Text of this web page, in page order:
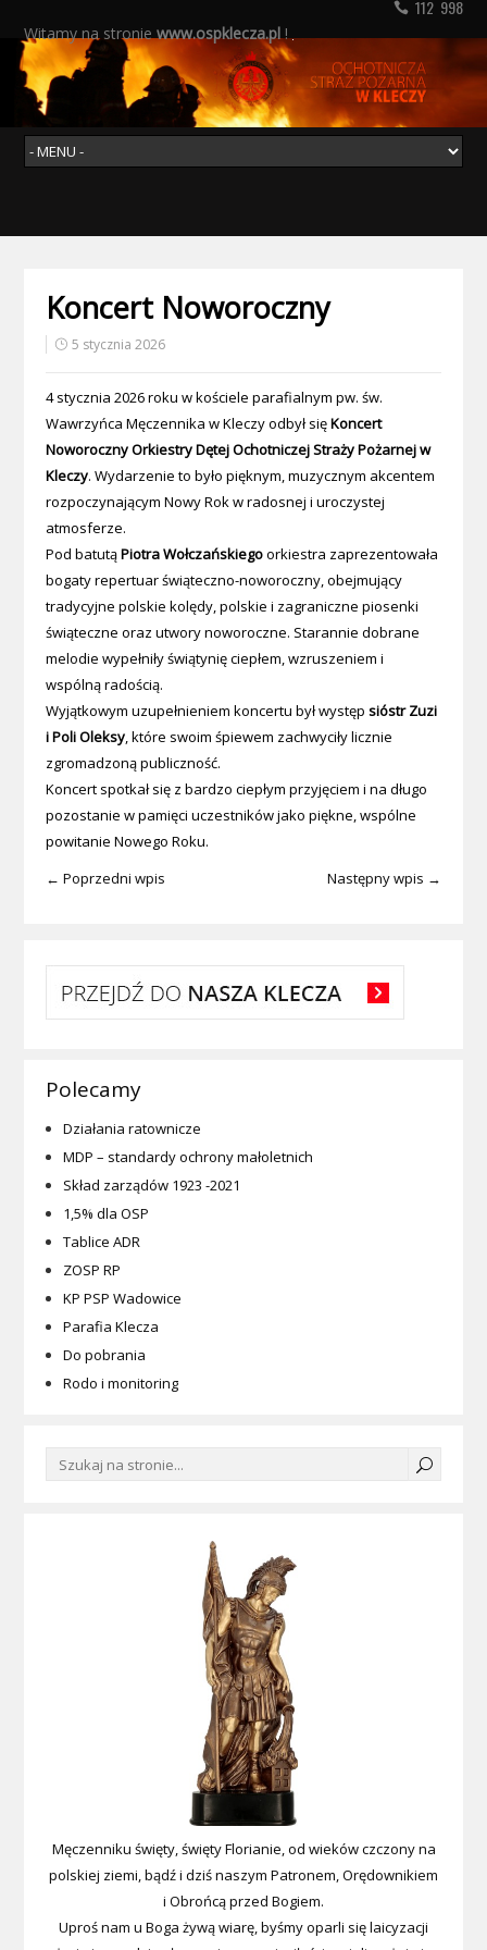
112 998
Witamy na stroniewww.ospklecza.pl!
Koncert Noworoczny
5 stycznia 2026
4 stycznia 2026 roku w kościele parafialnym pw. św.
Wawrzyńca Męczennika w Kleczy odbył sięKoncert
Noworoczny Orkiestry Dętej Ochotniczej Straży Pożarnej w
Kleczy. Wydarzenie to było pięknym, muzycznym akcentem
rozpoczynającym Nowy Rok w radosnej i uroczystej
atmosferze.
Pod batutąPiotra Wołczańskiegoorkiestra zaprezentowała
bogaty repertuar świąteczno-noworoczny, obejmujący
tradycyjne polskie kolędy, polskie i zagraniczne piosenki
świąteczne oraz utwory noworoczne. Starannie dobrane
melodie wypełniły świątynię ciepłem, wzruszeniem i
wspólną radością.
Wyjątkowym uzupełnieniem koncertu był występsióstr Zuzi
i Poli Oleksy, które swoim śpiewem zachwyciły licznie
zgromadzoną publiczność.
Koncert spotkał się z bardzo ciepłym przyjęciem i na długo
pozostanie w pamięci uczestników jako piękne, wspólne
powitanie Nowego Roku.
← Poprzedni wpis
Następny wpis →
Polecamy
Działania ratownicze
MDP – standardy ochrony małoletnich
Skład zarządów 1923 -2021
1,5% dla OSP
Tablice ADR
ZOSP RP
KP PSP Wadowice
Parafia Klecza
Do pobrania
Rodo i monitoring
Męczenniku święty, święty Florianie, od wieków czczony na
polskiej ziemi, bądź i dziś naszym Patronem, Orędownikiem
i Obrońcą przed Bogiem.
Uproś nam u Boga żywą wiarę, byśmy oparli się laicyzacji